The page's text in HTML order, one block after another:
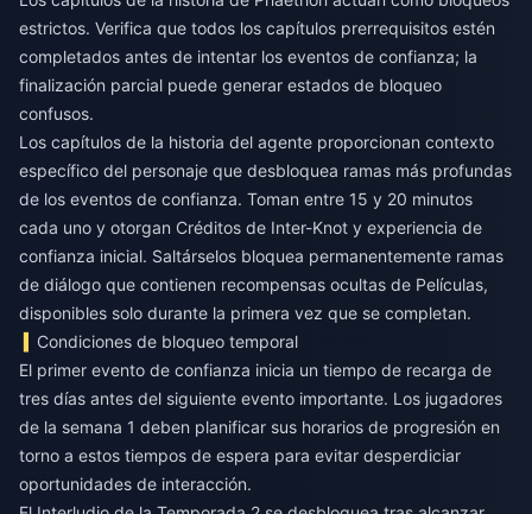
estrictos. Verifica que todos los capítulos prerrequisitos estén
completados antes de intentar los eventos de confianza; la
finalización parcial puede generar estados de bloqueo
confusos.
Los capítulos de la historia del agente proporcionan contexto
específico del personaje que desbloquea ramas más profundas
de los eventos de confianza. Toman entre 15 y 20 minutos
cada uno y otorgan Créditos de Inter-Knot y experiencia de
confianza inicial. Saltárselos bloquea permanentemente ramas
de diálogo que contienen recompensas ocultas de Películas,
disponibles solo durante la primera vez que se completan.
Condiciones de bloqueo temporal
El primer evento de confianza inicia un tiempo de recarga de
tres días antes del siguiente evento importante. Los jugadores
de la semana 1 deben planificar sus horarios de progresión en
torno a estos tiempos de espera para evitar desperdiciar
oportunidades de interacción.